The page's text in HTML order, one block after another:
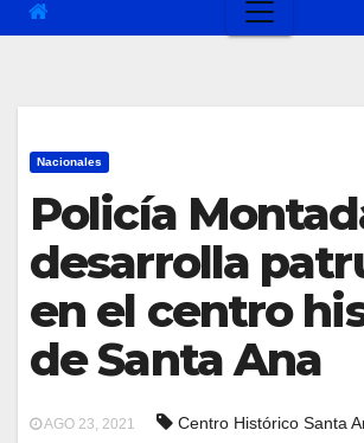
Nacionales
Policía
desarrolla
en el centro
de Santa Ana
AGO 23, 2021 Centro Histórico Santa